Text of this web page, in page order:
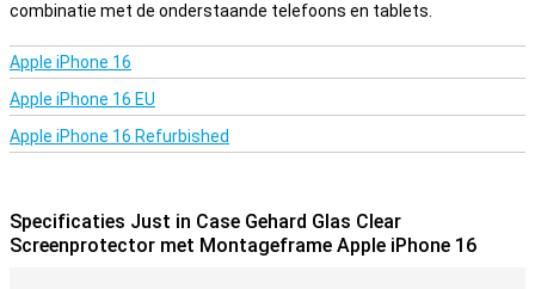
combinatie met de onderstaande telefoons en tablets.
Apple iPhone 16
Apple iPhone 16 EU
Apple iPhone 16 Refurbished
Specificaties Just in Case Gehard Glas Clear
Screenprotector met Montageframe Apple iPhone 16